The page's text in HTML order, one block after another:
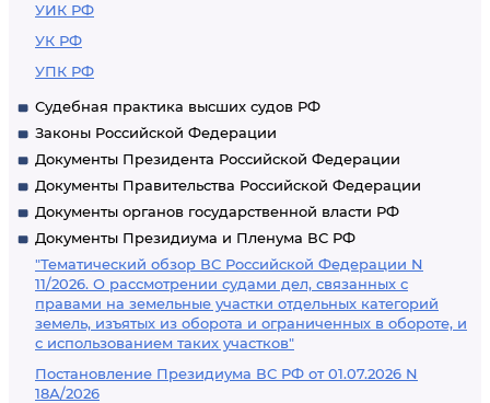
УИК РФ
УК РФ
УПК РФ
Судебная практика высших судов РФ
Законы Российской Федерации
Документы Президента Российской Федерации
Документы Правительства Российской Федерации
Документы органов государственной власти РФ
Документы Президиума и Пленума ВС РФ
"Тематический обзор ВС Российской Федерации N
11/2026. О рассмотрении судами дел, связанных с
правами на земельные участки отдельных категорий
земель, изъятых из оборота и ограниченных в обороте, и
с использованием таких участков"
Постановление Президиума ВС РФ от 01.07.2026 N
18А/2026